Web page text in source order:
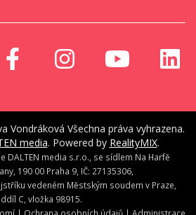
Vondráková Všechna práva vyhrazena.
media. Powered by RealityMIX.
DALTEN media s.r.o., se sídlem Na Harfě
190 00 Praha 9, IČ: 27135306,
vedeném Městským soudem v Praze,
C, vložka 98915.